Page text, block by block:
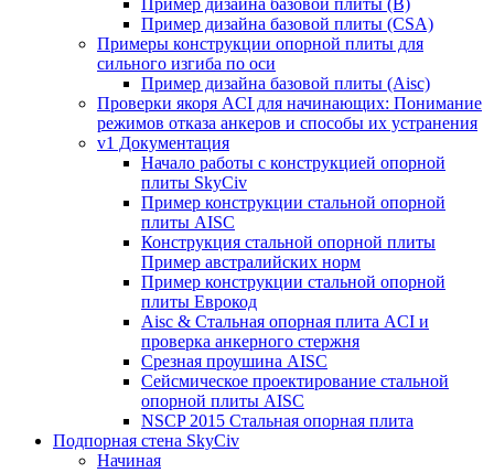
Пример дизайна базовой плиты (В)
Пример дизайна базовой плиты (CSA)
Примеры конструкции опорной плиты для
сильного изгиба по оси
Пример дизайна базовой плиты (Aisc)
Проверки якоря ACI для начинающих: Понимание
режимов отказа анкеров и способы их устранения
v1 Документация
Начало работы с конструкцией опорной
плиты SkyCiv
Пример конструкции стальной опорной
плиты AISC
Конструкция стальной опорной плиты
Пример австралийских норм
Пример конструкции стальной опорной
плиты Еврокод
Aisc & Стальная опорная плита ACI и
проверка анкерного стержня
Срезная проушина AISC
Сейсмическое проектирование стальной
опорной плиты AISC
NSCP 2015 Стальная опорная плита
Подпорная стена SkyCiv
Начиная